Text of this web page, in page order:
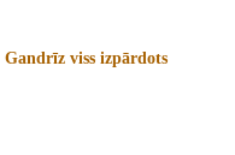
Gandrīz viss izpārdots